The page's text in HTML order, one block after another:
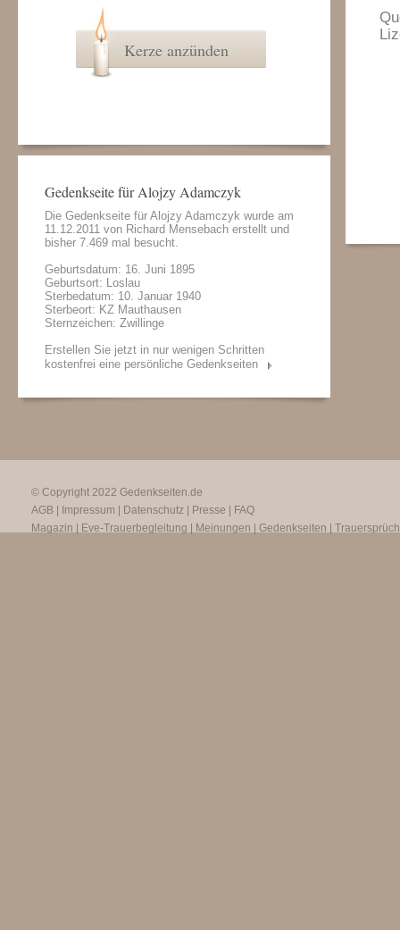
Kerze anzünden
Gedenkseite für Alojzy Adamczyk
Die Gedenkseite für Alojzy Adamczyk wurde am
11.12.2011 von Richard Mensebach erstellt und
bisher 7.469 mal besucht.
Geburtsdatum: 16. Juni 1895
Geburtsort: Loslau
Sterbedatum: 10. Januar 1940
Sterbeort: KZ Mauthausen
Sternzeichen: Zwillinge
Erstellen Sie jetzt in nur wenigen Schritten
kostenfrei eine persönliche Gedenkseiten
© Copyright 2022 Gedenkseiten.de
AGB
Impressum Datenschutz Presse
FAQ
Magazin
Eve-Trauerbegleitung Meinungen Gedenkseiten